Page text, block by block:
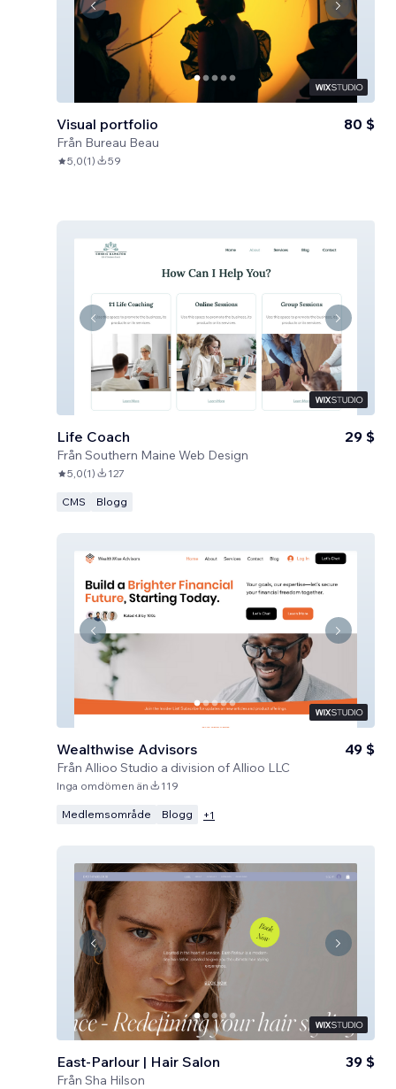
Visual portfolio
Från Bureau Beau
80 $
5,0(1) 59
Life Coach
Från Southern Maine Web Design
29 $
5,0(1) 127
CMS Blogg
Wealthwise Advisors
Från Allioo Studio a division of Allioo LLC
49 $
Inga omdömen än 119
Medlemsområde Blogg +1
East-Parlour | Hair Salon
Från Sha Hilson
39 $